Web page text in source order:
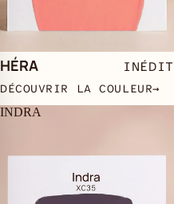
HÉRA INÉDIT
DÉCOUVRIR LA COULEUR→
INDRA